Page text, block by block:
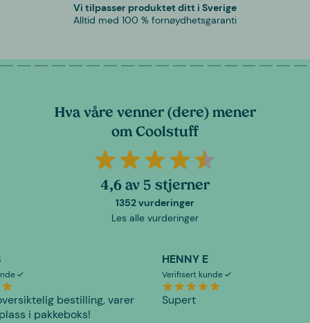
Vi tilpasser produktet ditt i Sverige
Alltid med 100 % fornøydhetsgaranti
Hva våre venner (dere) mener
om Coolstuff
4,6 av 5 stjerner
1352 vurderinger
Les alle vurderinger
bestilling, varer
i pakkeboks!
HENNY E
Verifisert kunde
Supert